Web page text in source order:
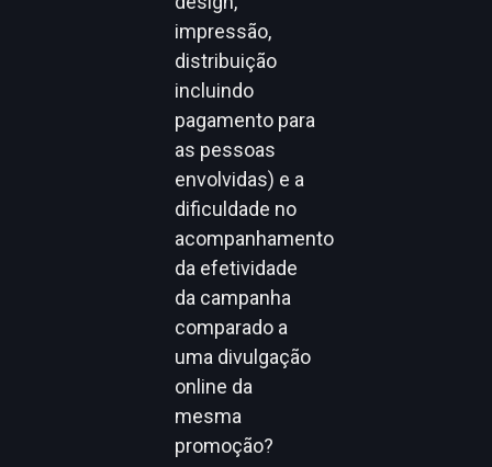
impressão,
distribuição
incluindo
pagamento para
as pessoas
envolvidas) e a
dificuldade no
acompanhamento
da efetividade
da campanha
comparado a
uma divulgação
online da
mesma
promoção?